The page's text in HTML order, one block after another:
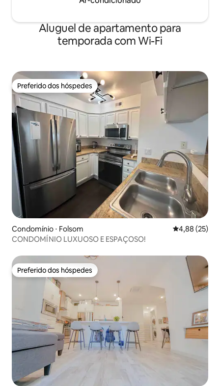
Aluguel de apartamento para
temporada com Wi-Fi
Preferido dos hóspedes
Preferido dos hóspedes
Condomínio ⋅ Folsom 4,88 de uma
4,88 (25)
CONDOMÍNIO LUXUOSO E ESPAÇOSO!
Preferido dos hóspedes
Preferido dos hóspedes